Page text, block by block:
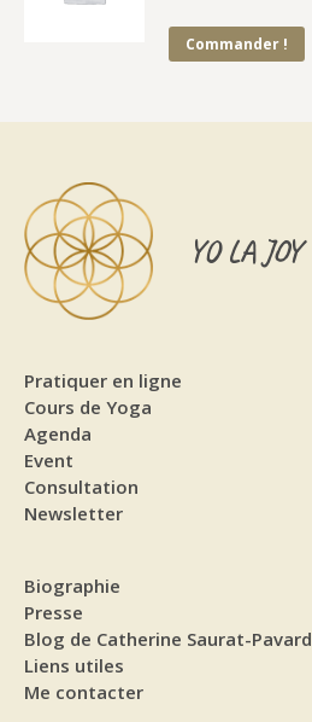
Commander !
YO LA JOY
Pratiquer en ligne
Cours de Yoga
Agenda
Event
Consultation
Newsletter
Biographie
Presse
Blog de Catherine Saurat-Pavard
Liens utiles
Me contacter